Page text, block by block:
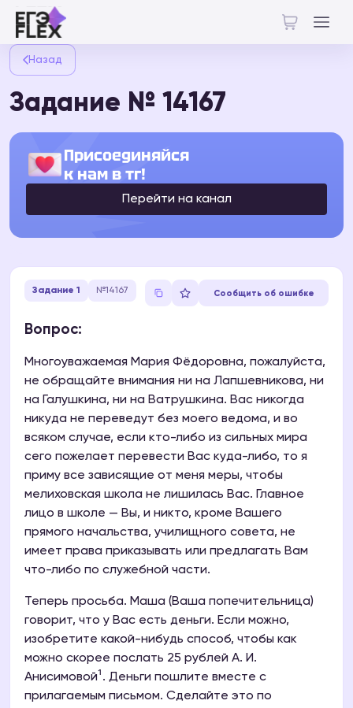
Назад
Задание № 14167
Присоединяйся
к нам в тг!
Перейти на канал
Задание 1 №14167 Сообщить об ошибке
Вопрос:
Многоуважаемая Мария Фёдоровна, пожалуйста,
не обращайте внимания ни на Лапшевникова, ни
на Галушкина, ни на Ватрушкина. Вас никогда
никуда не переведут без моего ведома, и во
всяком случае, если кто-либо из сильных мира
сего пожелает перевести Вас куда-либо, то я
приму все зависящие от меня меры, чтобы
мелиховская школа не лишилась Вас. Главное
лицо в школе — Вы, и никто, кроме Вашего
прямого начальства, училищного совета, не
имеет права приказывать или предлагать Вам
что-либо по служебной части.
Теперь просьба. Маша (Ваша попечительница)
говорит, что у Вас есть деньги. Если можно,
изобретите какой-нибудь способ, чтобы как
можно скорее послать 25 рублей А. И.
Анисимовой¹. Деньги пошлите вместе с
прилагаемым письмом. Сделайте это по